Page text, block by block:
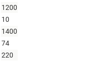
1200
10
1400
74
220